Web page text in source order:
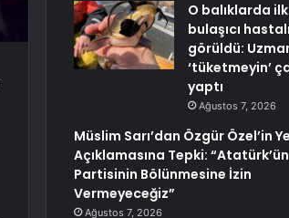
O balıklarda
bulaşıcı
görüldü:
‘tüketmeyin’
yaptı
Ağustos 7, 2026
Müslim Sarı’dan Özgür Özel’in
Açıklamasına Tepki: “Atatürk’ün
Partisinin Bölünmesine İzin
Vermeyeceğiz”
Ağustos 7, 2026